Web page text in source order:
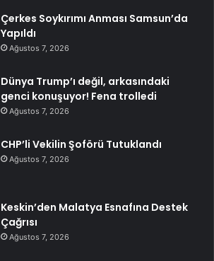
Çerkes Soykırımı Anması Samsun’da
Yapıldı
Ağustos 7, 2026
Dünya Trump’ı değil, arkasındaki
genci konuşuyor! Fena trolledi
Ağustos 7, 2026
CHP’li Vekilin Şoförü Tutuklandı
Ağustos 7, 2026
Keskin’den Malatya Esnafına Destek
Çağrısı
Ağustos 7, 2026